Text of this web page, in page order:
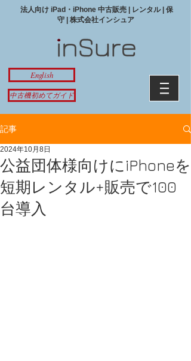
法人向け iPad・iPhone 中古販売 | レンタル | 保
守 | 株式会社インシュア
English
中古機初めてガイド
記事
公益団体様向けにiPhoneを
短期レンタル+販売で100
台導入
2024年10月8日